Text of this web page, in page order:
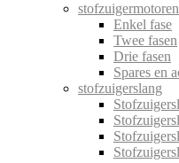
stofzuigermotoren
Enkel fase
Twee fasen
Drie fasen
Spares en
stofzuigerslang